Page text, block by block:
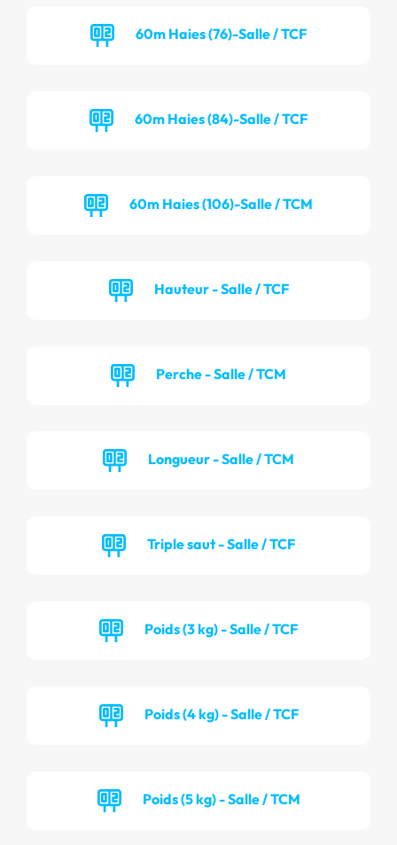
60m Haies (76)-Salle / TCF
60m Haies (84)-Salle / TCF
60m Haies (106)-Salle / TCM
Hauteur - Salle / TCF
Perche - Salle / TCM
Longueur - Salle / TCM
Triple saut - Salle / TCF
Poids (3 kg) - Salle / TCF
Poids (4 kg) - Salle / TCF
Poids (5 kg) - Salle / TCM